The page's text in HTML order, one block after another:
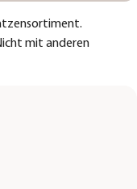
mit anderen